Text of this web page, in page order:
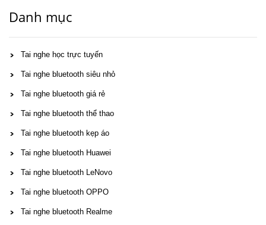
Danh mục
Tai nghe học trực tuyến
Tai nghe bluetooth siêu nhỏ
Tai nghe bluetooth giá rẻ
Tai nghe bluetooth thể thao
Tai nghe bluetooth kẹp áo
Tai nghe bluetooth Huawei
Tai nghe bluetooth LeNovo
Tai nghe bluetooth OPPO
Tai nghe bluetooth Realme